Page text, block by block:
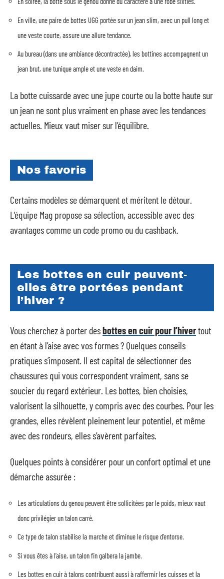
En ville, une paire de bottes UGG portée sur un jean slim, avec un pull long et
une veste courte, assure une allure tendance.
Au bureau (dans une ambiance décontractée), les bottines accompagnent un
jean brut, une tunique ample et une veste en daim.
La botte cuissarde avec une jupe courte ou la botte haute sur
un jean ne sont plus vraiment en phase avec les tendances
actuelles. Mieux vaut miser sur l’équilibre.
Nos favoris
Certains modèles se démarquent et méritent le détour.
L’équipe Mag propose sa sélection, accessible avec des
avantages comme un code promo ou du cashback.
Les bottes en cuir peuvent-
elles être portées pendant
l’hiver ?
Vous cherchez à porter desbottes en cuir pour l’hivertout
en étant à l’aise avec vos formes ? Quelques conseils
pratiques s’imposent. Il est capital de sélectionner des
chaussures qui vous correspondent vraiment, sans se
soucier du regard extérieur. Les bottes, bien choisies,
valorisent la silhouette, y compris avec des courbes. Pour les
grandes, elles révèlent pleinement leur potentiel, et même
avec des rondeurs, elles s’avèrent parfaites.
Quelques points à considérer pour un confort optimal et une
démarche assurée :
Les articulations du genou peuvent être sollicitées par le poids, mieux vaut
donc privilégier un talon carré.
Ce type de talon stabilise la marche et diminue le risque d’entorse.
Si vous êtes à l’aise, un talon fin galbera la jambe.
Les bottes en cuir à talons contribuent aussi à raffermir les cuisses et la